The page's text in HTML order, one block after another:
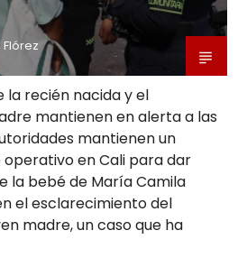
la recién nacida y el
mantienen en alerta a las
mantienen un
en Cali para dar
la bebé de María Camila
el esclarecimiento del
madre, un caso que ha